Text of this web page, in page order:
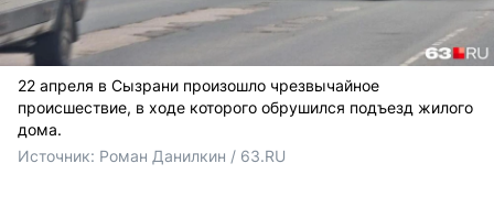
22 апреля в Сызрани произошло чрезвычайное
происшествие, в ходе которого обрушился подъезд жилого
дома.
Источник: Роман Данилкин / 63.RU